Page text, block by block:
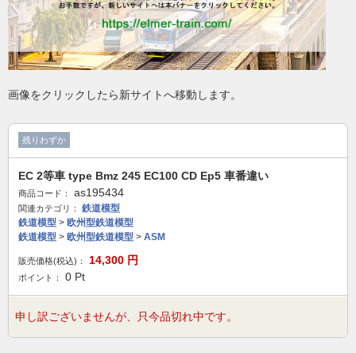
画像をクリックしたら新サイトへ移動します。
残りわずか
EC 2等車 type Bmz 245 EC100 CD Ep5 車番違い
商品コード： as195434
関連カテゴリ：
鉄道模型
鉄道模型 > 欧州型鉄道模型
鉄道模型 > 欧州型鉄道模型 > ASM
販売価格(税込)： 14,300 円
ポイント： 0 Pt
申し訳ございませんが、只今品切れ中です。